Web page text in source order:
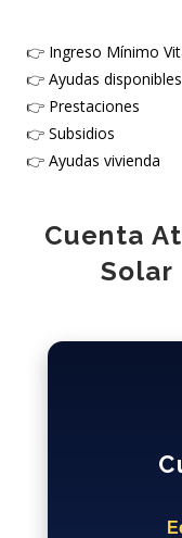
👉 Ingreso Mínimo
👉 Ayudas disponibles
👉 Prestaciones
👉 Subsidios
👉 Ayudas vivienda
Cuenta
Solar